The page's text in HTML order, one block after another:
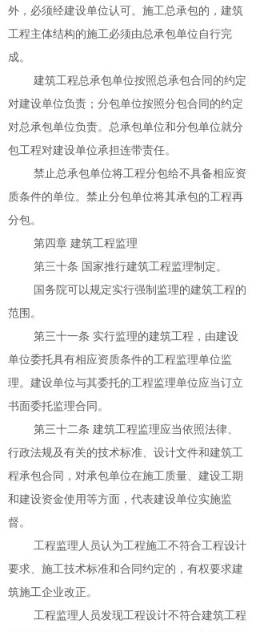
外，必须经建设单位认可。施工总承包的，建筑
工程主体结构的施工必须由总承包单位自行完
成。
建筑工程总承包单位按照总承包合同的约定
对建设单位负责；分包单位按照分包合同的约定
对总承包单位负责。总承包单位和分包单位就分
包工程对建设单位承担连带责任。
禁止总承包单位将工程分包给不具备相应资
质条件的单位。禁止分包单位将其承包的工程再
分包。
第四章 建筑工程监理
第三十条 国家推行建筑工程监理制定。
国务院可以规定实行强制监理的建筑工程的
范围。
第三十一条 实行监理的建筑工程，由建设
单位委托具有相应资质条件的工程监理单位监
理。建设单位与其委托的工程监理单位应当订立
书面委托监理合同。
第三十二条 建筑工程监理应当依照法律、
行政法规及有关的技术标准、设计文件和建筑工
程承包合同，对承包单位在施工质量、建设工期
和建设资金使用等方面，代表建设单位实施监
督。
工程监理人员认为工程施工不符合工程设计
要求、施工技术标准和合同约定的，有权要求建
筑施工企业改正。
工程监理人员发现工程设计不符合建筑工程